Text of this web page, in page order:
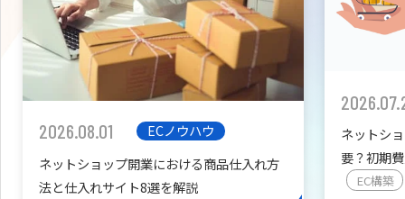
拡張プラグイン一覧
カスタマイズ開発
2026.08.01
ECノウハウ
ネットショップ開業における商品仕入れ方
法と仕入れサイト8選を解説
ネットシ
要？初期
を紹介
EC構築